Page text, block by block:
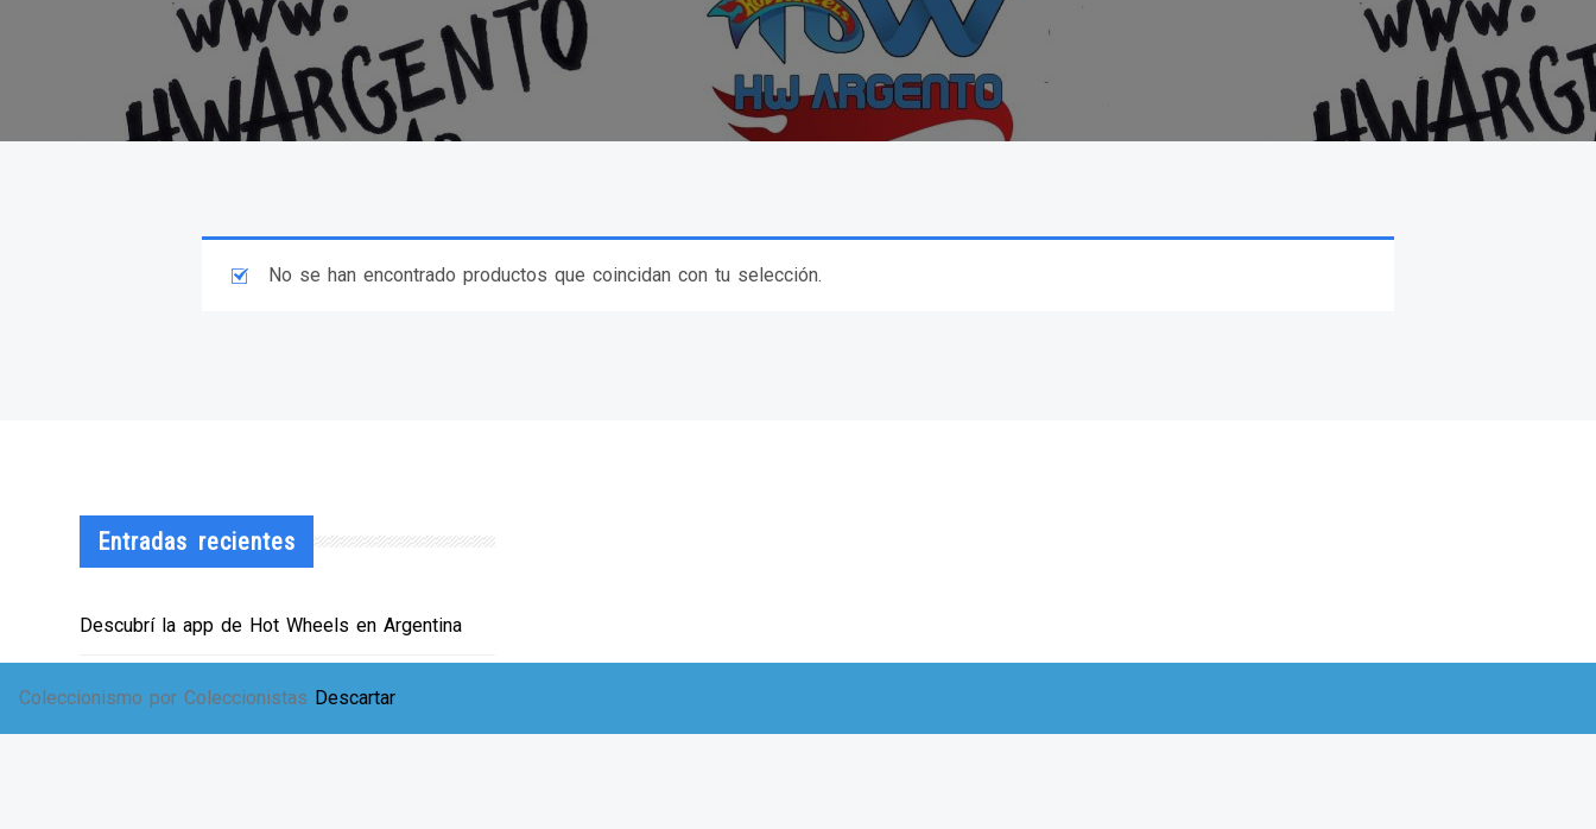
Coleccionismo por Coleccionistas Descartar
No se han encontrado productos que coincidan con tu selección.
Entradas recientes
Descubrí la app de Hot Wheels en Argentina
EXPO SOLIDARIA